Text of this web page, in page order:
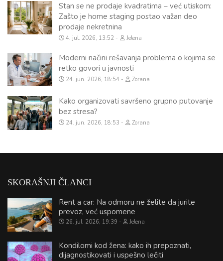
Stan se ne prodaje kvadratima – već utiskom:
Zašto je home staging postao važan deo
prodaje nekretnina
4. jul. 2026, 13:52 Jelena
Moderni načini rešavanja problema o kojima se
retko govori u javnosti
24. jun. 2026, 18:54 Zorana
Kako organizovati savršeno grupno putovanje
bez stresa?
24. jun. 2026, 18:53 Zorana
SKORAŠNJI ČLANCI
Rent a car: Na odmoru ne želite da jurite
prevoz, već uspomene
26. jul. 2026, 19:39 Jelena
Kondilomi kod žena: kako ih prepoznati,
dijagnostikovati i uspešno lečiti